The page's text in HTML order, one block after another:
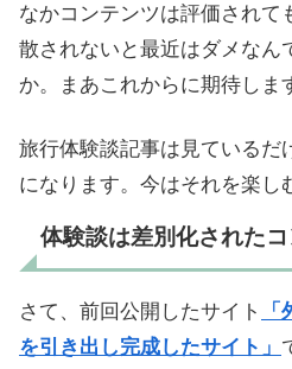
なかコンテンツは評価されて
散されないと最近はダメなん
か。まあこれからに期待しま
旅行体験談記事は見ているだ
になります。今はそれを楽し
体験談は差別化された
さて、前回公開したサイト
を引き出し完成したサイト 」